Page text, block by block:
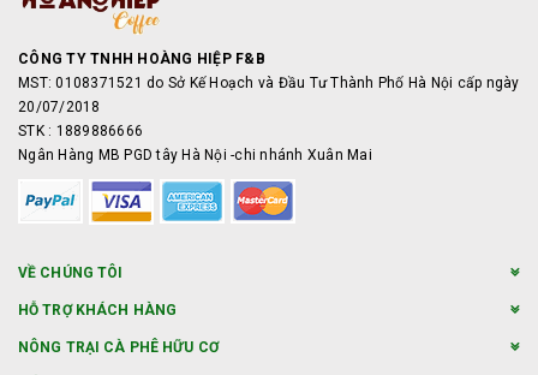
CÔNG TY TNHH HOÀNG HIỆP F&B
MST: 0108371521 do Sở Kế Hoạch và Đầu Tư Thành Phố Hà Nội cấp ngày
20/07/2018
STK : 1889886666
Ngân Hàng MB PGD tây Hà Nội -chi nhánh Xuân Mai
VỀ CHÚNG TÔI
HỖ TRỢ KHÁCH HÀNG
NÔNG TRẠI CÀ PHÊ HỮU CƠ